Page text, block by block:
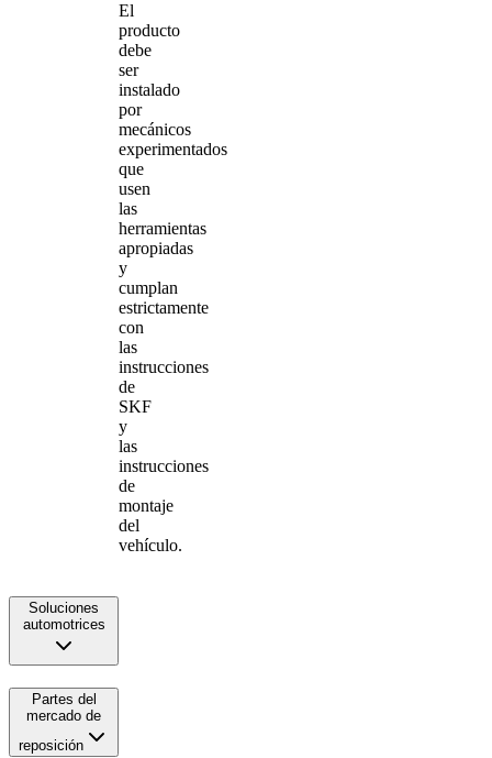
El
producto
debe
ser
instalado
por
mecánicos
experimentados
que
usen
las
herramientas
apropiadas
y
cumplan
estrictamente
con
las
instrucciones
de
SKF
y
las
instrucciones
de
montaje
del
vehículo.
Soluciones
automotrices
Partes del
mercado de
reposición